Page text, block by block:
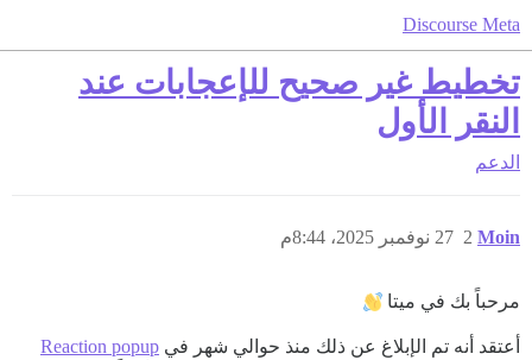
Discourse Meta
تخطيط غير صحيح للإعجابات عند
النقر الأول
الدعم
Moin 27 نوفمبر 2025، 8:44م 2
مرحباً بك في ميتا
أعتقد أنه تم الإبلاغ عن ذلك منذ حوالي شهر في Reaction popup